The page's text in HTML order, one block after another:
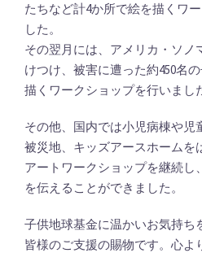
たちなど計4か所で絵を描くワ
した。
その翌月には、アメリカ・ソノ
けつけ、被害に遭った約450名
描くワークショップを行いまし
その他、国内では小児病棟や児
被災地、キッズアースホームを
アートワークショップを継続し
を伝えることができました。
子供地球基金に温かいお気持ち
皆様のご支援の賜物です。心よ